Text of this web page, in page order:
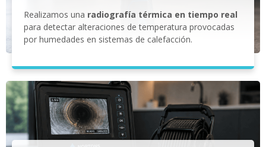
Realizamos una radiografía térmica en tiempo real
para detectar alteraciones de temperatura provocadas
por humedades en sistemas de calefacción.